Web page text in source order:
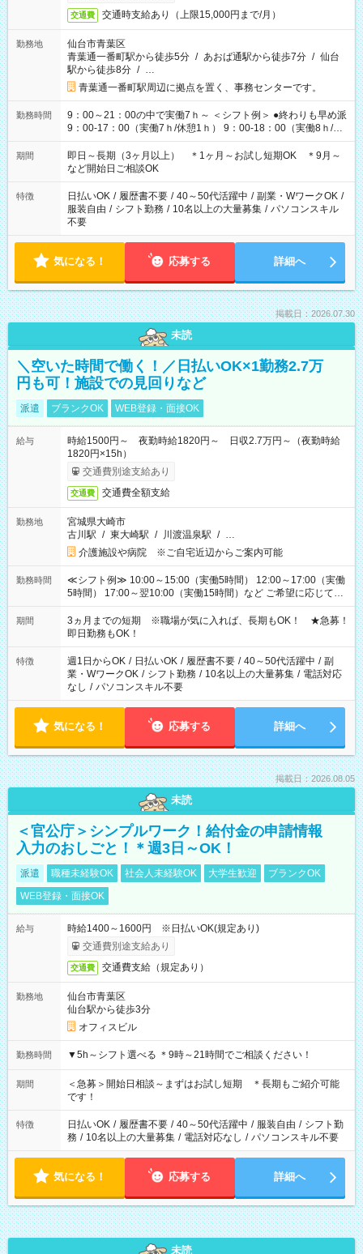
交通費 交通時支給あり（上限15,000円まで/月）
勤務地
仙台市青葉区
青葉通一番町駅から徒歩5分 / あおば通駅から徒歩7分 / 仙台
駅から徒歩8分 / …
青葉通一番町駅周辺に拠点を置く、事務センターです。
勤務時間
9：00～21：00の中で実働7ｈ～ ＜シフト例＞ ●終わりも早め派
9：00-17：00（実働7ｈ/休憩1ｈ） 9：00-18：00（実働8ｈ/休
憩1ｈ） 10：00-19：00（実働8ｈ/休憩1ｈ） ●朝ゆっくり派
11：00-20：00（実働8ｈ/休憩1ｈ） 12：00-20：00（実働7ｈ/
休憩1ｈ） 12：00-21：00（実働8ｈ/休憩1ｈ） 13：00-22：
00（実働8ｈ/休憩1ｈ） ＊時間帯固定OK
期間
即日～長期（3ヶ月以上） ＊1ヶ月～お試し短期OK ＊9月～
など開始日ご相談OK
特徴 日払いOK / 履歴書不要 / 40～50代活躍中 / 副業・WワークOK /
服装自由 / シフト勤務 / 10名以上の大量募集 / パソコンスキル
不要
気になる！ 応募する 詳細へ
掲載日：2026.07.30
未読
＼空いた時間で働く！／日払いOK×1勤務2.7万
円も可！施設での見回りなど
派遣 ブランクOK WEB登録・面接OK
給与
時給1500円～ 夜勤時給1820円～ 日収2.7万円～（夜勤時給
1820円×15h）
交通費別途支給あり
交通費 交通費全額支給
勤務地
宮城県大崎市
古川駅 / 東大崎駅 / 川渡温泉駅 / …
介護施設や病院 ※ご自宅近辺からご案内可能
勤務時間
≪シフト例≫ 10:00～15:00（実働5時間） 12:00～17:00（実働
5時間） 17:00～翌10:00（実働15時間）など ご希望に応じて、
働く時間は調整できます！ お気軽に担当へ相談ください！
期間
3ヵ月までの短期 ※職場が気に入れば、長期もOK！ ★急募！
即日勤務もOK！
特徴 週1日からOK / 日払いOK / 履歴書不要 / 40～50代活躍中 / 副
業・WワークOK / シフト勤務 / 10名以上の大量募集 / 電話対応
なし / パソコンスキル不要
気になる！ 応募する 詳細へ
掲載日：2026.08.05
未読
＜官公庁＞シンプルワーク！給付金の申請情報
入力のおしごと！＊週3日～OK！
派遣 職種未経験OK 社会人未経験OK 大学生歓迎
ブランクOK
WEB登録・面接OK
給与
時給1400～1600円 ※日払いOK(規定あり)
交通費別途支給あり
交通費 交通費支給（規定あり）
勤務地
仙台市青葉区
仙台駅から徒歩3分
オフィスビル
勤務時間 ▼5h～シフト選べる ＊9時～21時間でご相談ください！
期間
＜急募＞開始日相談～まずはお試し短期 ＊長期もご紹介可能
です！
特徴 日払いOK / 履歴書不要 / 40～50代活躍中 / 服装自由 / シフト勤
務 / 10名以上の大量募集 / 電話対応なし / パソコンスキル不要
気になる！ 応募する 詳細へ
未読